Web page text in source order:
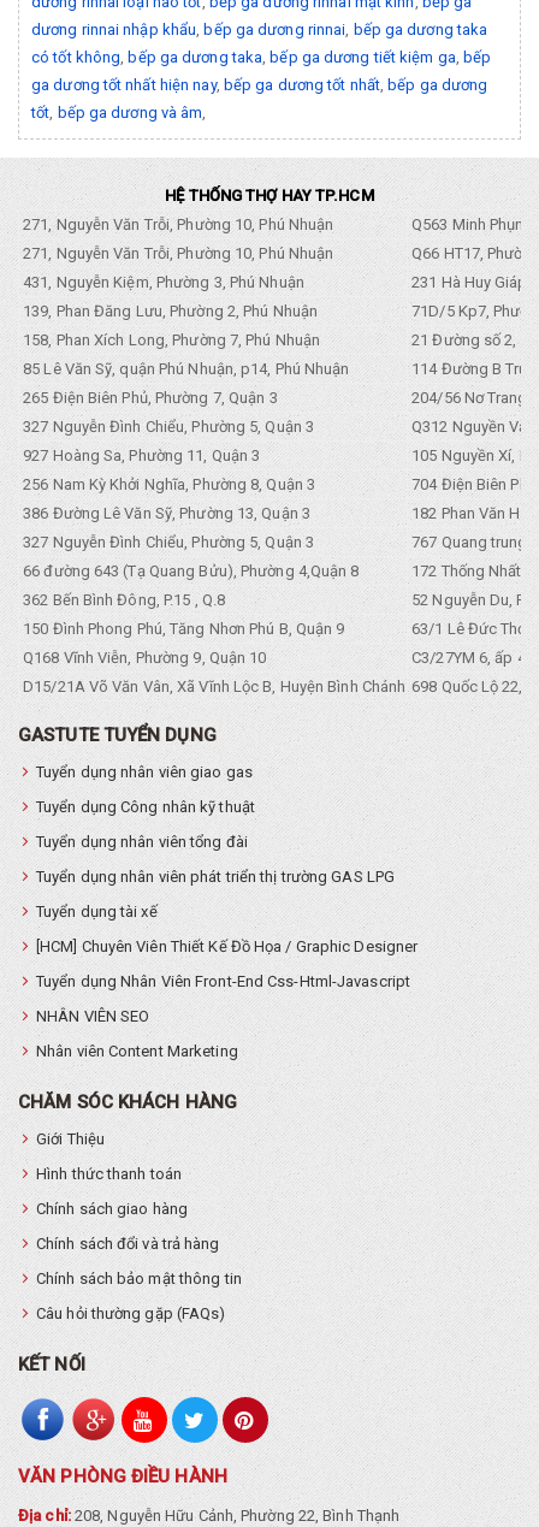
dương rinnai nhập khẩu ,bếp ga dương rinnai bếp ga dương taka
có tốt không ,bếp ga dương taka ,bếp ga dương tiết kiệm ga ,bếp
ga dương tốt nhất hiện nay, bếp ga dương tốt nhất,bếp ga dương
tốt bếp ga dương và âm
HỆ THỐNG THỢ HAY TP.HCM
271, Nguyễn Văn Trỗi, Phường 10, Phú Nhuận
Q563 Minh
271, Nguyễn Văn Trỗi, Phường 10, Phú Nhuận
Q66 HT17,
431, Nguyễn Kiệm, Phường 3, Phú Nhuận
231 Hà Huy Giáp,
139, Phan Đăng Lưu, Phường 2, Phú Nhuận
71D/5 Kp7,
158, Phan Xích Long, Phường 7, Phú Nhuận
21 Đường số 2,
85 Lê Văn Sỹ, quận Phú Nhuận, p14, Phú Nhuận
114 Đường B
265 Điện Biên Phủ, Phường 7, Quận 3
204/56 Nơ Trang
327 Nguyễn Đình Chiểu, Phường 5, Quận 3
Q312 Nguyền
927 Hoàng Sa, Phường 11, Quận 3
105 Nguyền Xí,
256 Nam Kỳ Khởi Nghĩa, Phường 8, Quận 3
704 Điện Biên
386 Đường Lê Văn Sỹ, Phường 13, Quận 3
182 Phan Văn
327 Nguyễn Đình Chiểu, Phường 5, Quận 3
767 Quang trung,
66 đường 643 (Tạ Quang Bửu), Phường 4,Quận 8
172 Thống Nhất.
362 Bến Bình Đông, P.15 , Q.8
52 Nguyễn Du,
150 Đình Phong Phú, Tăng Nhơn Phú B, Quận 9
63/1 Lê Đức Thọ,
Q168 Vĩnh Viễn, Phường 9, Quận 10
C3/27YM 6, ấp 4,
D15/21A Võ Văn Vân, Xã Vĩnh Lộc B, Huyện Bình Chánh 698 Quốc Lộ 22,
GASTUTE TUYỂN DỤNG
Tuyển dụng nhân viên giao gas
Tuyển dụng Công nhân kỹ thuật
Tuyển dụng nhân viên tổng đài
Tuyển dụng nhân viên phát triển thị trường GAS LPG
Tuyển dụng tài xế
[HCM] Chuyên Viên Thiết Kế Đồ Họa / Graphic Designer
Tuyển dụng Nhân Viên Front-End Css-Html-Javascript
NHÂN VIÊN SEO
Nhân viên Content Marketing
CHĂM SÓC KHÁCH HÀNG
Giới Thiệu
Hình thức thanh toán
Chính sách giao hàng
Chính sách đổi và trả hàng
Chính sách bảo mật thông tin
Câu hỏi thường gặp (FAQs)
KẾT NỐI
VĂN PHÒNG ĐIỀU HÀNH
Địa chỉ:208, Nguyễn Hữu Cảnh, Phường 22, Bình Thạnh